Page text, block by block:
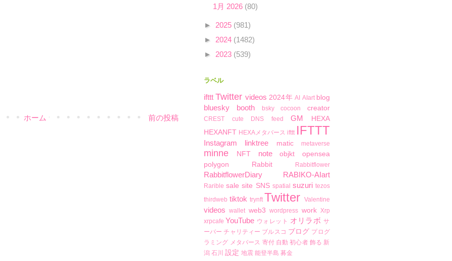
前の投稿
ホーム
1月 2026 (80)
► 2025 (981)
► 2024 (1482)
► 2023 (539)
ラベル
ifttt Twitter videos 2024年 AI AIart blog
bluesky booth bsky cocoon creator
CREST cute DNS feed GM
HEXA
HEXANFT HEXAメタバース ifttt IFTTT
Instagram linktree matic metaverse
minne NFT note objkt
opensea
polygon
Rabbit Rabbitflower
RabbitflowerDiary RABIKO-AIart
Rarible sale site SNS spatial suzuri tezos
thirdweb tiktok trynft Twitter Valentine
videos wallet web3 wordpress work Xrp
xrpcafe YouTube ウォレット オリラボ サ
ーバー チャリティー ブルスコ ブログ プログ
ラミング メタバース 寄付 自動 初心者 飾る 新
潟 石川 設定 地震 能登半島 募金